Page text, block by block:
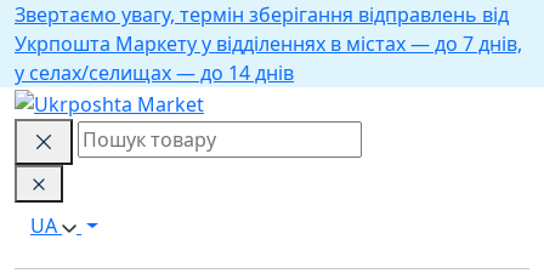
Звертаємо увагу, термін зберігання відправлень від
Укрпошта Маркету у відділеннях в містах — до 7 днів,
у селах/селищах — до 14 днів
UA